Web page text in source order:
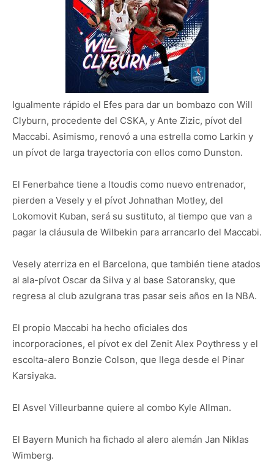
Igualmente rápido el Efes para dar un bombazo con Will
Clyburn, procedente del CSKA, y Ante Zizic, pívot del
Maccabi. Asimismo, renovó a una estrella como Larkin y
un pívot de larga trayectoria con ellos como Dunston.
El Fenerbahce tiene a Itoudis como nuevo entrenador,
pierden a Vesely y el pívot Johnathan Motley, del
Lokomovit Kuban, será su sustituto, al tiempo que van a
pagar la cláusula de Wilbekin para arrancarlo del Maccabi.
Vesely aterriza en el Barcelona, que también tiene atados
al ala-pívot Oscar da Silva y al base Satoransky, que
regresa al club azulgrana tras pasar seis años en la NBA.
El propio Maccabi ha hecho oficiales dos
incorporaciones, el pívot ex del Zenit Alex Poythress y el
escolta-alero Bonzie Colson, que llega desde el Pinar
Karsiyaka.
El Asvel Villeurbanne quiere al combo Kyle Allman.
El Bayern Munich ha fichado al alero alemán Jan Niklas
Wimberg.